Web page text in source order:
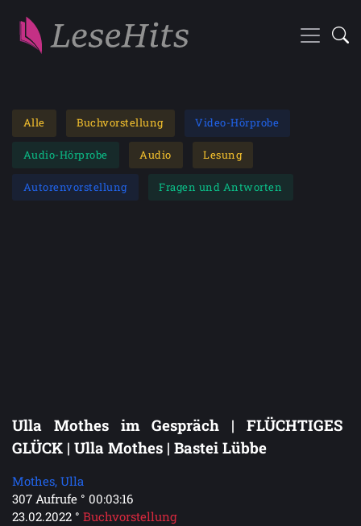
Alle Buchvorstellung Video-Hörprobe
Audio-Hörprobe Audio Lesung
Autorenvorstellung Fragen und Antworten
Ulla Mothes im Gespräch | FLÜCHTIGES
GLÜCK | Ulla Mothes | Bastei Lübbe
Mothes, Ulla
307 Aufrufe ° 00:03:16
23.02.2022 ° Buchvorstellung